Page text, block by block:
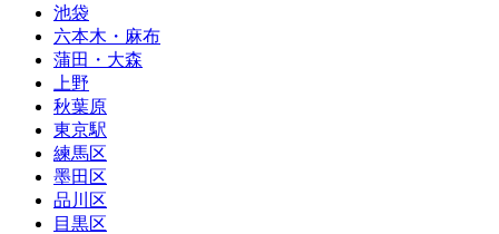
池袋
六本木・麻布
蒲田・大森
上野
秋葉原
東京駅
練馬区
墨田区
品川区
目黒区